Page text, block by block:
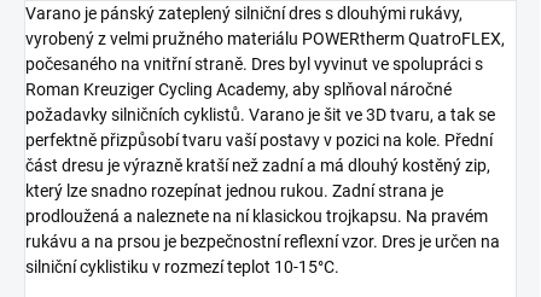
Varano je pánský zateplený silniční dres s dlouhými rukávy,
vyrobený z velmi pružného materiálu POWERtherm QuatroFLEX,
počesaného na vnitřní straně. Dres byl vyvinut ve spolupráci s
Roman Kreuziger Cycling Academy, aby splňoval náročné
požadavky silničních cyklistů. Varano je šit ve 3D tvaru, a tak se
perfektně přizpůsobí tvaru vaší postavy v pozici na kole. Přední
část dresu je výrazně kratší než zadní a má dlouhý kostěný zip,
který lze snadno rozepínat jednou rukou. Zadní strana je
prodloužená a naleznete na ní klasickou trojkapsu. Na pravém
rukávu a na prsou je bezpečnostní reflexní vzor. Dres je určen na
silniční cyklistiku v rozmezí teplot 10-15°C.